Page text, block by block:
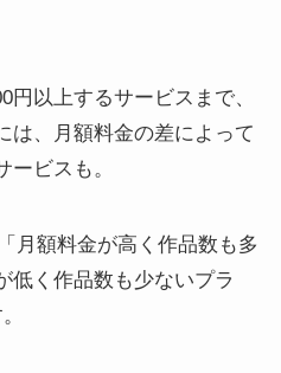
円以上するサービスまで、
は、月額料金の差によって
ビスも。
月額料金が高く作品数も多
低く作品数も少ないプラ